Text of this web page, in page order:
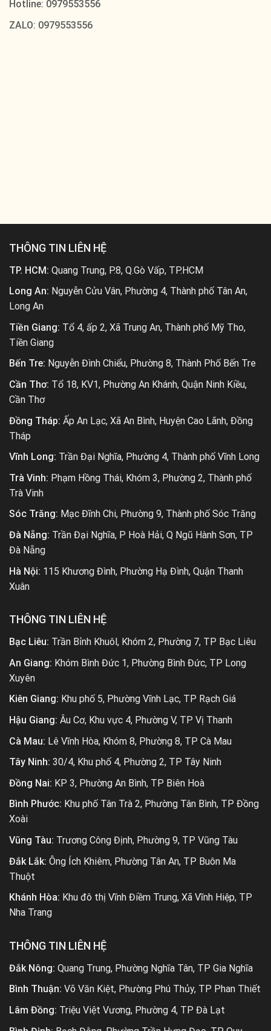
Hotline: 0979553556
ZALO: 0979553556
THÔNG TIN LIÊN HỆ
TP. HCM: Quang Trung, P.8, Q.Gò Vấp, TP.HCM
Long An: Nguyễn Cửu Vân, Phường 4, Thành phố Tân An,
Long An
Tiền Giang: Tổ 4, ấp 2, Xã Trung An, Thành phố Mỹ Tho,
Tiền Giang
Bến Tre: Nguyễn Đình Chiểu, Phường 8, Thành Phố Bến Tre
Cần Thơ: Tổ 18, KV1, Phường An Khánh, Quận Ninh Kiều,
Cần Thơ
Đồng Tháp: Ấp An Lạc, Xã An Bình, Huyện Cao Lãnh, Đồng
Tháp
Vĩnh Long: Trần Đại Nghĩa, Phường 4, Thành phố Vĩnh Long
Trà Vinh: Phạm Hồng Thái, Khóm 3, Phường 2, Thành phố
Trà Vinh
Sóc Trăng: Mạc Đĩnh Chi, Phường 9, Thành phố Sóc Trăng
Đà Nẵng: Trần Đại Nghĩa, P Hoà Hải, Q Ngũ Hành Sơn, TP
Đà Nẵng
Hà Nội: 115 Khương Đình, Phường Hạ Đình, Quận Thanh
Xuân
THÔNG TIN LIÊN HỆ
Bạc Liêu: Trần Bỉnh Khuôl, Khóm 2, Phường 7, TP Bạc Liêu
An Giang: Khóm Bình Đức 1, Phường Bình Đức, TP Long
Xuyên
Kiên Giang: Khu phố 5, Phường Vĩnh Lạc, TP Rạch Giá
Hậu Giang: Âu Cơ, Khu vực 4, Phường V, TP Vị Thanh
Cà Mau: Lê Vĩnh Hòa, Khóm 8, Phường 8, TP Cà Mau
Tây Ninh: 30/4, Khu phố 4, Phường 2, TP Tây Ninh
Đồng Nai: KP 3, Phường An Bình, TP Biên Hoà
Bình Phước: Khu phố Tân Trà 2, Phường Tân Bình, TP Đồng
Xoài
Vũng Tàu: Trương Công Định, Phường 9, TP Vũng Tàu
Đắk Lắk: Ông Ích Khiêm, Phường Tân An, TP Buôn Ma
Thuột
Khánh Hòa: Khu đô thị Vĩnh Điềm Trung, Xã Vĩnh Hiệp, TP
Nha Trang
THÔNG TIN LIÊN HỆ
Đắk Nông: Quang Trung, Phường Nghĩa Tân, TP Gia Nghĩa
Bình Thuận: Võ Văn Kiệt, Phường Phú Thủy, TP Phan Thiết
Lâm Đồng: Triệu Việt Vương, Phường 4, TP Đà Lạt